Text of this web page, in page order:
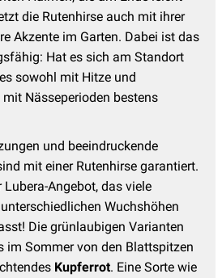
die Rutenhirse auch mit ihrer
Akzente im Garten. Dabei ist das
Hat es sich am Standort
sowohl mit Hitze und
Nässeperioden bestens
und beeindruckende
mit einer Rutenhirse garantiert.
Angebot, das viele
Wuchshöhen
Die grünlaubigen Varianten
im Sommer von den Blattspitzen
Kupferrot. Eine Sorte wie